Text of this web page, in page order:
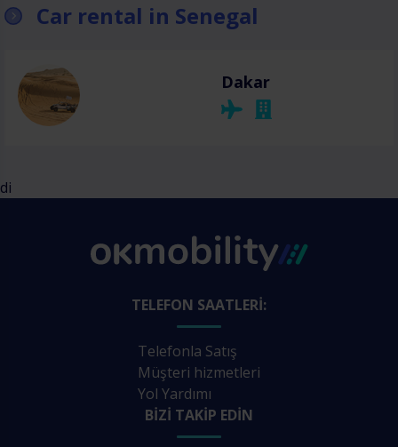
Car rental in Senegal
Dakar
di
TELEFON SAATLERI:
Telefonla Satış
Müşteri hizmetleri
Yol Yardımı
BIZI TAKIP EDIN